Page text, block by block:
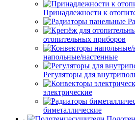
Принадлежности к
отопительных приборов
напольные/настенные
Регуляторы для
электрические
биметаллические